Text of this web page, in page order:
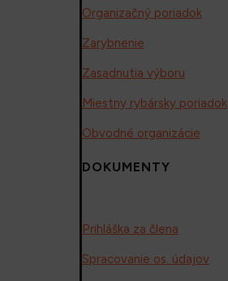
Organizačný poriadok
Zarybnenie
Zasadnutia výboru
Miestny rybársky poriadok
Obvodné organizácie
DOKUMENTY
Prihláška za člena
Spracovanie os. údajov